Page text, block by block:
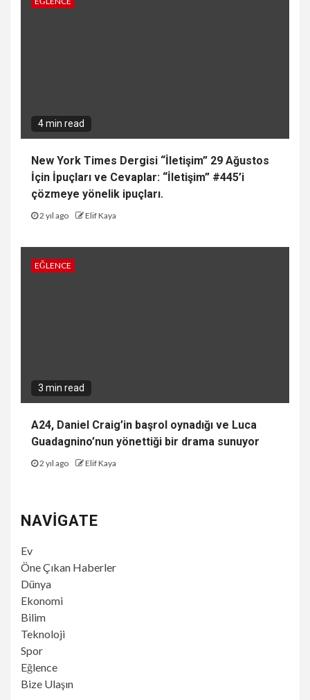
4 min read
New York Times Dergisi “İletişim” 29 Ağustos
İçin İpuçları ve Cevaplar: “İletişim” #445’i
çözmeye yönelik ipuçları.
2 yıl ago Elif Kaya
EĞLENCE
3 min read
A24, Daniel Craig’in başrol oynadığı ve Luca
Guadagnino’nun yönettiği bir drama sunuyor
2 yıl ago Elif Kaya
NAVIGATE
Ev
Öne Çıkan Haberler
Dünya
Ekonomi
Bilim
Teknoloji
Spor
Eğlence
Bize Ulaşın